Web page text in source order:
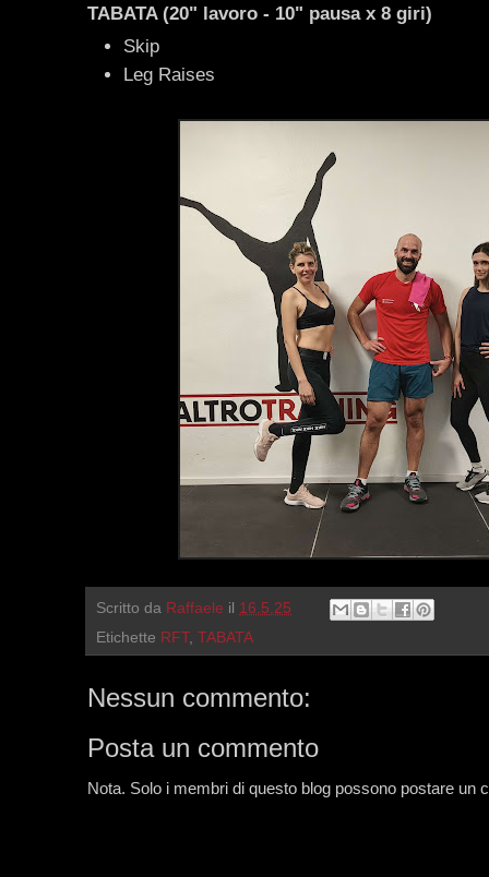
TABATA (20" lavoro - 10" pausa x 8 giri)
Skip
Leg Raises
Scritto da Raffaele il 16.5.25
Etichette RFT, TABATA
Nessun commento:
Posta un commento
Nota. Solo i membri di questo blog possono postare un